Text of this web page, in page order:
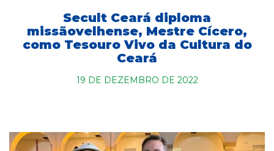
Secult Ceará diploma
missãovelhense, Mestre Cícero,
como Tesouro Vivo da Cultura do
Ceará
19 DE DEZEMBRO DE 2022